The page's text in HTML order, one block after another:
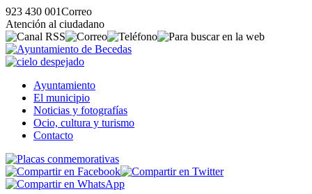
923 430 001Correo
Atención al ciudadano
Ayuntamiento
El municipio
Noticias y fotografías
Ocio, cultura y turismo
Contacto